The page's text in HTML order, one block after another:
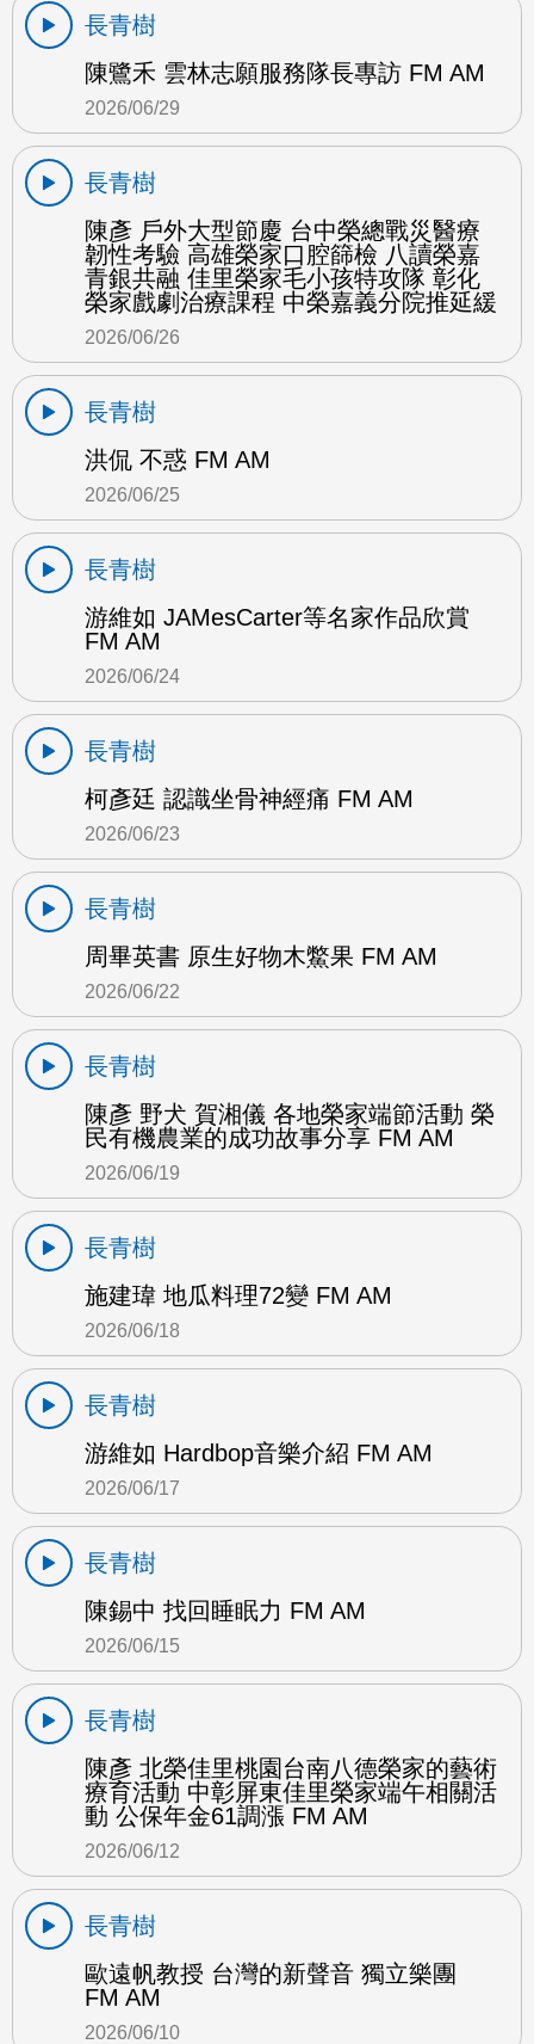
長青樹
陳鷺禾 雲林志願服務隊長專訪 FM AM
2026/06/29
長青樹
陳彥 戶外大型節慶 台中榮總戰災醫療
韌性考驗 高雄榮家口腔篩檢 八讀榮嘉
青銀共融 佳里榮家毛小孩特攻隊 彰化
榮家戲劇治療課程 中榮嘉義分院推延緩
2026/06/26
長青樹
洪侃 不惑 FM AM
2026/06/25
長青樹
游維如 JAMesCarter等名家作品欣賞
FM AM
2026/06/24
長青樹
柯彥廷 認識坐骨神經痛 FM AM
2026/06/23
長青樹
周畢英書 原生好物木鱉果 FM AM
2026/06/22
長青樹
陳彥 野犬 賀湘儀 各地榮家端節活動 榮
民有機農業的成功故事分享 FM AM
2026/06/19
長青樹
施建瑋 地瓜料理72變 FM AM
2026/06/18
長青樹
游維如 Hardbop音樂介紹 FM AM
2026/06/17
長青樹
陳錫中 找回睡眠力 FM AM
2026/06/15
長青樹
陳彥 北榮佳里桃園台南八德榮家的藝術
療育活動 中彰屏東佳里榮家端午相關活
動 公保年金61調漲 FM AM
2026/06/12
長青樹
歐遠帆教授 台灣的新聲音 獨立樂團
FM AM
2026/06/10